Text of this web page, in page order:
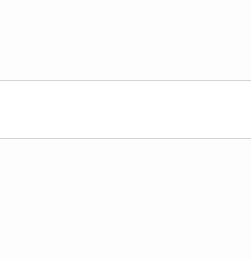
Система
неизвестную букву можно
несколько слов в запросе.